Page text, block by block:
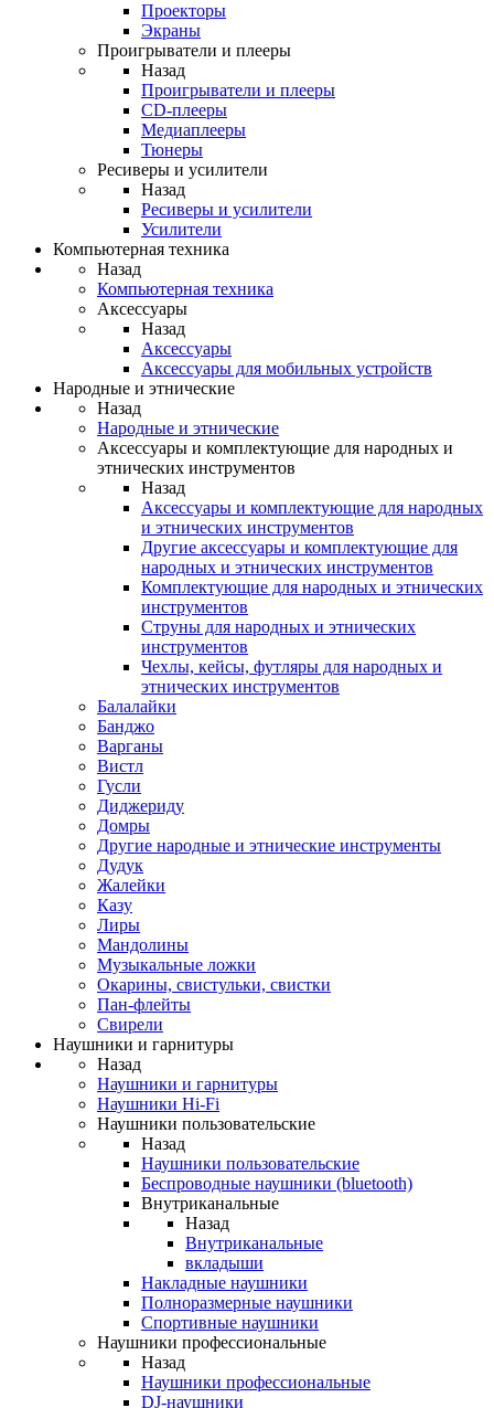
Проекторы
Экраны
Проигрыватели и плееры
Назад
Проигрыватели и плееры
CD-плееры
Медиаплееры
Тюнеры
Ресиверы и усилители
Назад
Ресиверы и усилители
Усилители
Компьютерная техника
Назад
Компьютерная техника
Аксессуары
Назад
Аксессуары
Аксессуары для мобильных устройств
Народные и этнические
Назад
Народные и этнические
Аксессуары и комплектующие для народных и
этнических инструментов
Назад
Аксессуары и комплектующие для народных
и этнических инструментов
Другие аксессуары и комплектующие для
народных и этнических инструментов
Комплектующие для народных и этнических
инструментов
Струны для народных и этнических
инструментов
Чехлы, кейсы, футляры для народных и
этнических инструментов
Балалайки
Банджо
Варганы
Вистл
Гусли
Диджериду
Домры
Другие народные и этнические инструменты
Дудук
Жалейки
Казу
Лиры
Мандолины
Музыкальные ложки
Окарины, свистульки, свистки
Пан-флейты
Свирели
Наушники и гарнитуры
Назад
Наушники и гарнитуры
Наушники Hi-Fi
Наушники пользовательские
Назад
Наушники пользовательские
Беспроводные наушники (bluetooth)
Внутриканальные
Назад
Внутриканальные
вкладыши
Накладные наушники
Полноразмерные наушники
Спортивные наушники
Наушники профессиональные
Назад
Наушники профессиональные
DJ-наушники